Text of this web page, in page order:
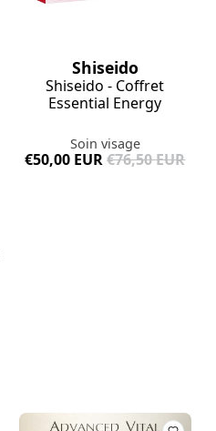
Shiseido
Shiseido - Coffret
Essential Energy
Soin visage
€50,00 EUR€76,50 EUR